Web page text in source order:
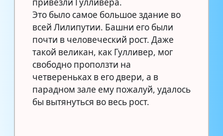
Это было самое большое здание во
всей Лилипутии. Башни его были
почти в человеческий рост. Даже
такой великан, как Гулливер, мог
свободно проползти на
четвереньках в его двери, а в
парадном зале ему пожалуй, удалось
бы вытянуться во весь рост.